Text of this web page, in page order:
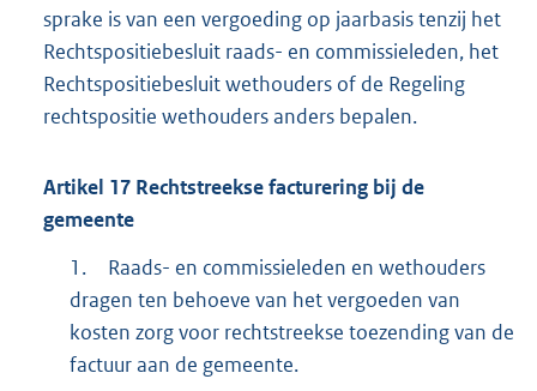
sprake is van een vergoeding op jaarbasis tenzij het
Rechtspositiebesluit raads- en commissieleden, het
Rechtspositiebesluit wethouders of de Regeling
rechtspositie wethouders anders bepalen.
Artikel 17 Rechtstreekse facturering bij de
gemeente
1.
Raads- en commissieleden en wethouders
dragen ten behoeve van het vergoeden van
kosten zorg voor rechtstreekse toezending van de
factuur aan de gemeente.